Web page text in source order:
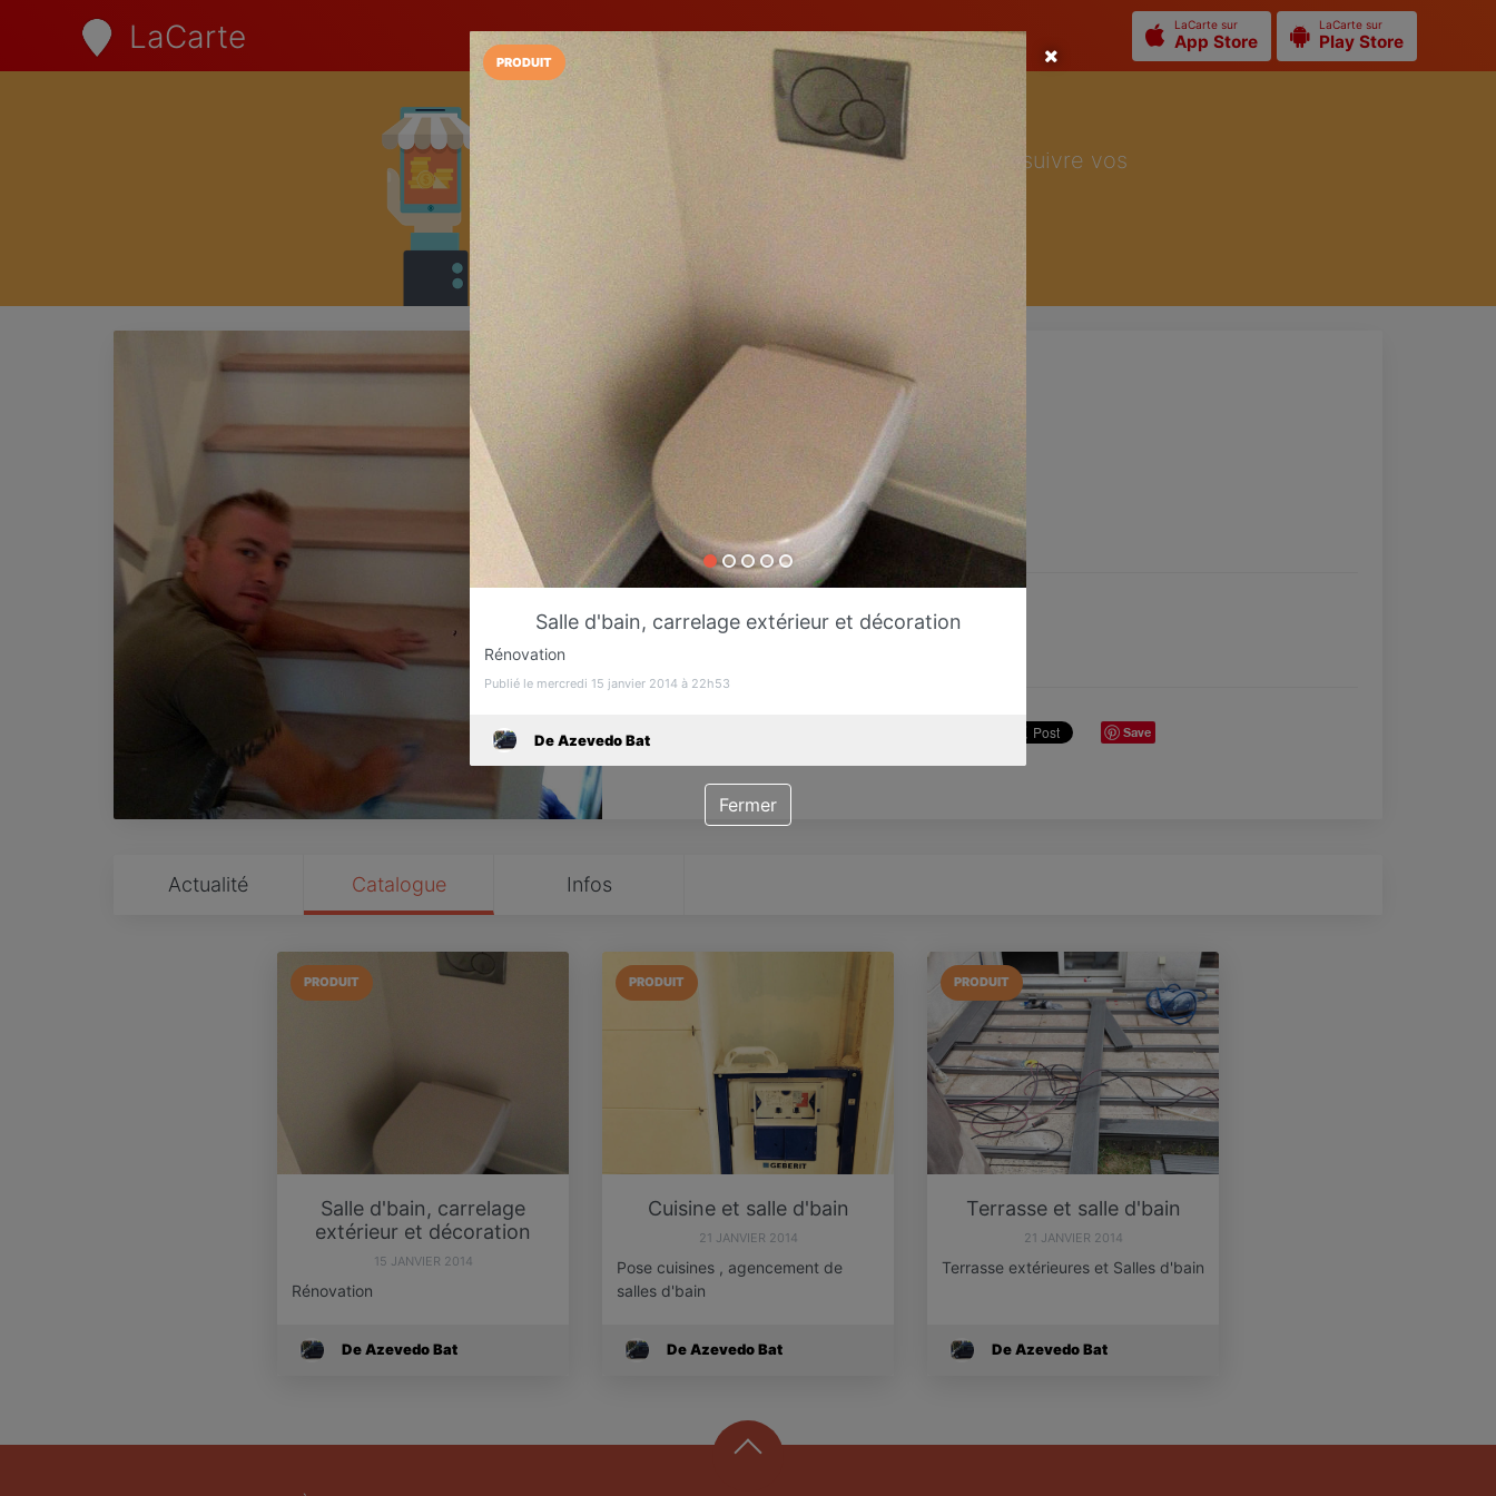
LaCarte LaCarte sur
App Store
LaCarte sur
Play Store
Installez l'App LaCarte
Téléchargez gratuitement l'app LaCarte pour suivre vos
commerces favoris et ne rien rater !
Télécharger
De Azevedo Bat
Le Plessis Trévise
Favori Contacter
Save
Actualité Catalogue Infos
PRODUIT
Salle d'bain, carrelage
extérieur et décoration
15 JANVIER 2014
Rénovation
De Azevedo Bat
PRODUIT
Cuisine et salle d'bain
21 JANVIER 2014
Pose cuisines , agencement de
salles d'bain
De Azevedo Bat
PRODUIT
Terrasse et salle d'bain
21 JANVIER 2014
Terrasse extérieures et Salles d'bain
De Azevedo Bat
PRODUIT
Salle d'bain, carrelage extérieur et décoration
Rénovation
Publié le mercredi 15 janvier 2014 à 22h53
De Azevedo Bat
Fermer